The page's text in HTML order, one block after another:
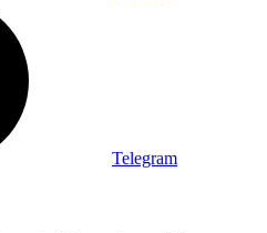
Telegram